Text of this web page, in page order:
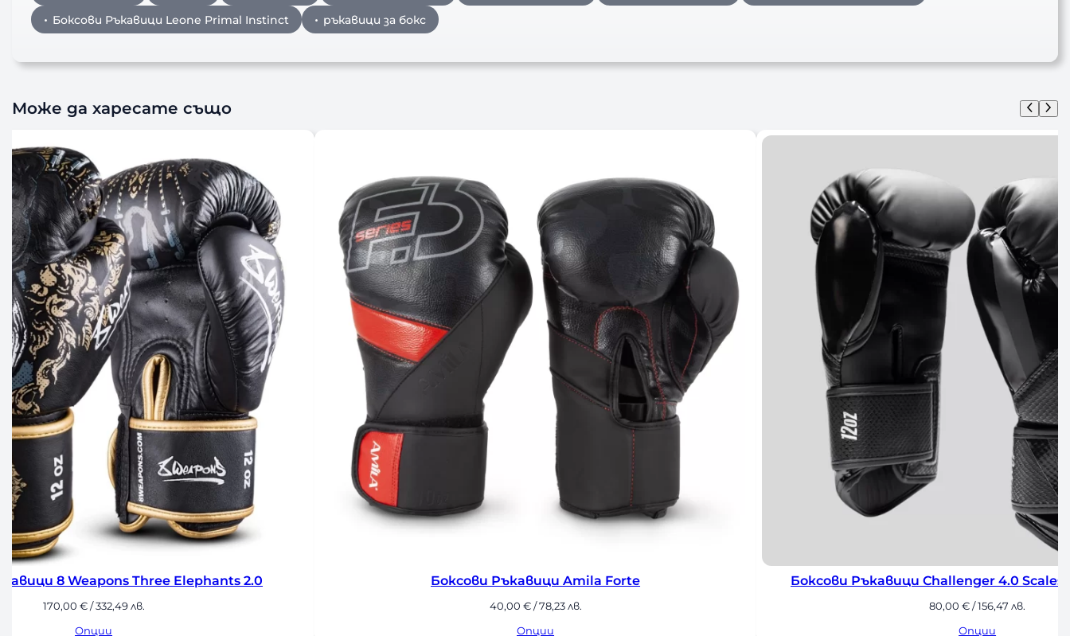
Боксови Ръкавици Leone Primal Instinct
ръкавици за бокс
Може да харесате също
Three Elephants 2.0 Боксови Ръкавици Amila Forte Боксови Ръкавици Challenger 4.0 Scales Venum – Black